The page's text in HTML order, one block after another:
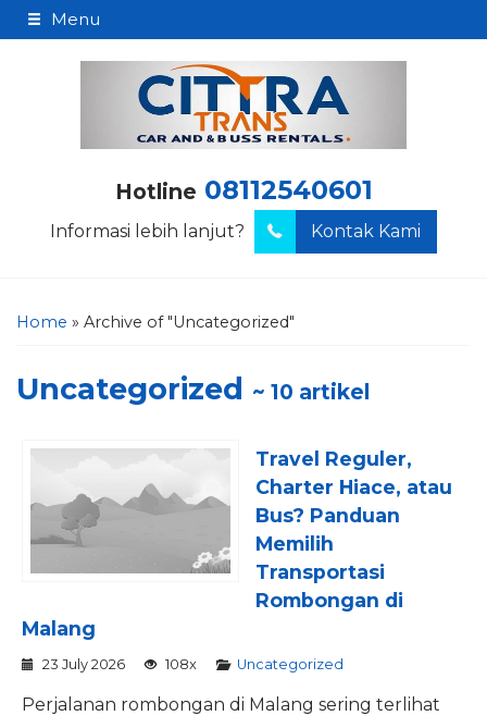
Menu
Hotline 08112540601
Informasi lebih lanjut? Kontak Kami
Home » Archive of "Uncategorized"
Uncategorized ~ 10 artikel
Travel Reguler,
Charter Hiace, atau
Bus? Panduan
Memilih
Transportasi
Rombongan di
Malang
23 July 2026 108x Uncategorized
Perjalanan rombongan di Malang sering terlihat